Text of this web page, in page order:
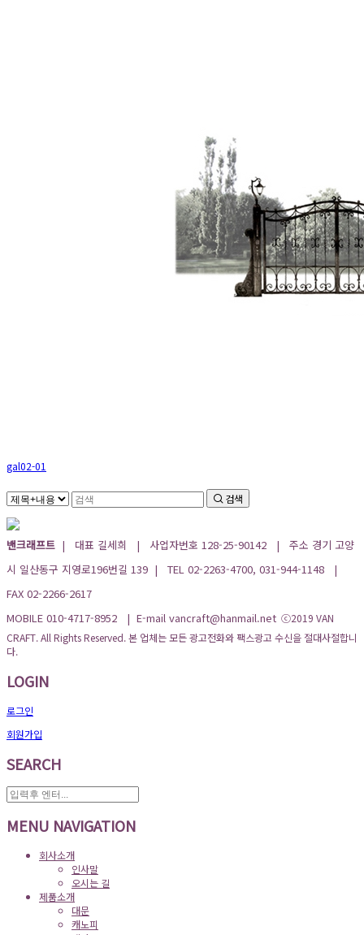
gal02-01
검색
밴크래프트 | 대표 길세희 | 사업자번호 128-25-90142 | 주소 경기 고양
시 일산동구 지영로196번길 139 | TEL 02-2263-4700, 031-944-1148 |
FAX 02-2266-2617
MOBILE 010-4717-8952 | E-mail vancraft@hanmail.net ⓒ2019 VAN
CRAFT. All Rights Reserved. 본 업체는 모든 광고전화와 팩스광고 수신을 절대사절합니
다.
LOGIN
로그인
회원가입
SEARCH
MENU NAVIGATION
회사소개
인사말
오시는 길
제품소개
대문
캐노피